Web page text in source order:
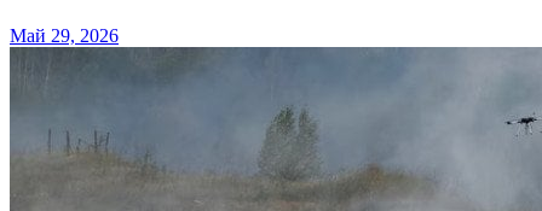
Май 29, 2026